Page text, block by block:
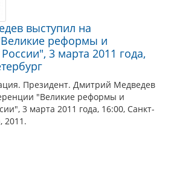
выступил на
реформы и
3 марта 2011 года,
Президент. Дмитрий Медведев
"Великие реформы и
3 марта 2011 года, 16:00, Санкт-
2011.